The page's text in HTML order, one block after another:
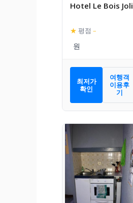
Hotel Le Bois Joli
★ 평점 –
최저가
확인
여행객
이용후
기